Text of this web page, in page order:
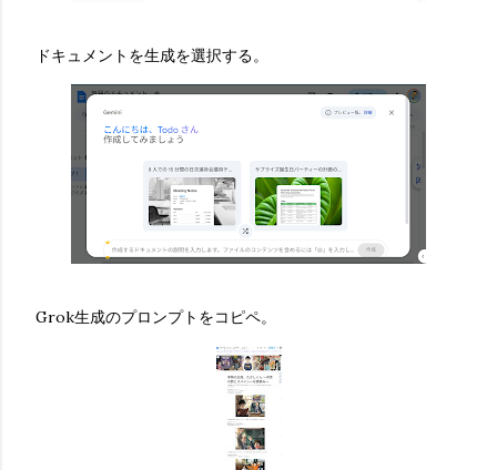
ドキュメントを生成を選択する。
Grok生成のプロンプトをコピペ。